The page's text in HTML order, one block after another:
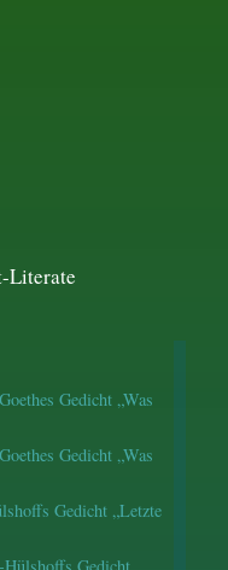
Literate
Gedicht „Was
Gedicht „Was
Gedicht „Letzte